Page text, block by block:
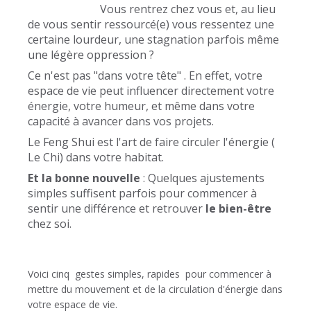
Vous rentrez chez vous et, au lieu
de vous sentir ressourcé(e) vous ressentez une
certaine lourdeur, une stagnation parfois même
une légère oppression ?
Ce n'est pas "dans votre tête" . En effet, votre
espace de vie peut influencer directement votre
énergie, votre humeur, et même dans votre
capacité à avancer dans vos projets.
Le Feng Shui est l'art de faire circuler l'énergie (
Le Chi) dans votre habitat.
Et la bonne nouvelle : Quelques ajustements
simples suffisent parfois pour commencer à
sentir une différence et retrouver le bien-être
chez soi.
Voici cinq gestes simples, rapides pour commencer à
mettre du mouvement et de la circulation d'énergie dans
votre espace de vie.